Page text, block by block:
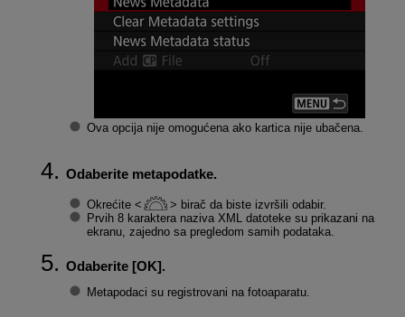
Ova opcija nije omogućena ako kartica nije ubačena.
Odaberite metapodatke.
Okrećite
birač da biste izvršili odabir.
Prvih 8 karaktera naziva XML datoteke su prikazani na
ekranu, zajedno sa pregledom samih podataka.
Odaberite [OK].
Metapodaci su registrovani na fotoaparatu.